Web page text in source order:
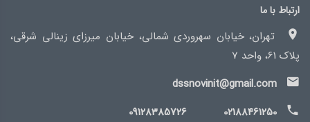
ارتباط با ما
تهران، خیابان سهروردی شمالی، خیابان میرزای زینالی شرقی،
پلاک 61، واحد 7
dssnovinit@gmail.com
02188461250
09128385726